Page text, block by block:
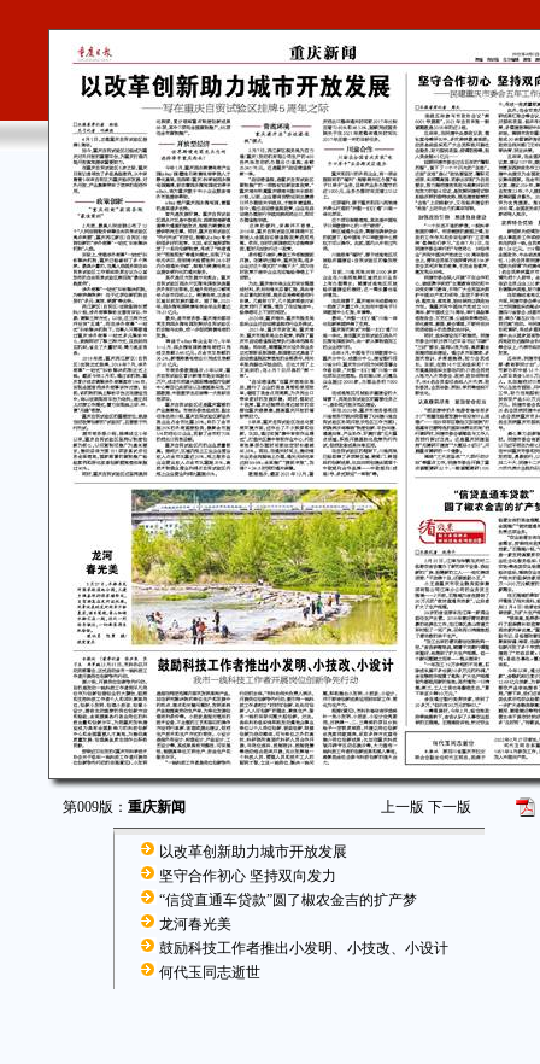
第009版： 重庆新闻 上一版 下一版
以改革创新助力城市开放发展
坚守合作初心 坚持双向发力
“信贷直通车贷款”圆了椒农金吉的扩产梦
龙河春光美
鼓励科技工作者推出小发明、小技改、小设计
何代玉同志逝世